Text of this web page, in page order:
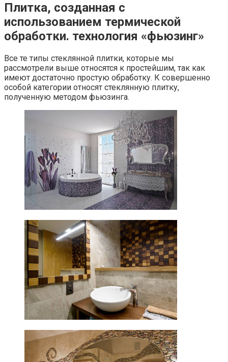
Плитка, созданная с
использованием термической
обработки. технология «фьюзинг»
Все те типы стеклянной плитки, которые мы
рассмотрели выше относятся к простейшим, так как
имеют достаточно простую обработку. К совершенно
особой категории относят стеклянную плитку,
полученную методом фьюзинга.